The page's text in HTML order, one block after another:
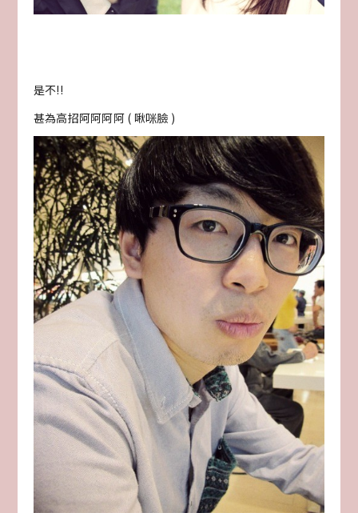
是不!!
甚為高招阿阿阿阿 ( 啾咪臉 )